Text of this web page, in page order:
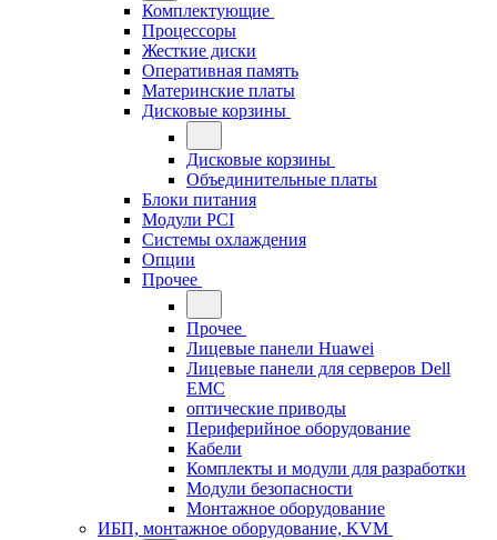
Комплектующие
Процессоры
Жесткие диски
Оперативная память
Материнские платы
Дисковые корзины
Дисковые корзины
Объединительные платы
Блоки питания
Модули PCI
Системы охлаждения
Опции
Прочее
Прочее
Лицевые панели Huawei
Лицевые панели для серверов Dell
EMC
оптические приводы
Периферийное оборудование
Кабели
Комплекты и модули для разработки
Модули безопасности
Монтажное оборудование
ИБП, монтажное оборудование, KVM